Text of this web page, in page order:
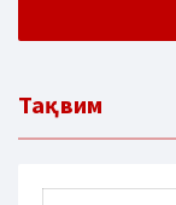
Тақвим